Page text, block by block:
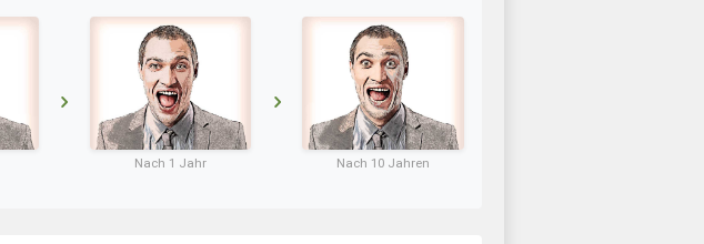
Nach 1 Jahr Nach 10 Jahren